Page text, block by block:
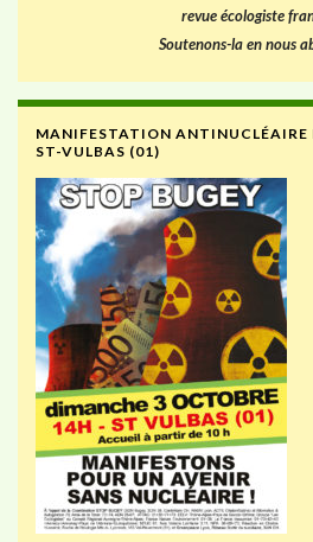
revue écologiste
Soutenons-la en nous
MANIFESTATION ANTINUCLÉAIRE
ST-VULBAS (01)